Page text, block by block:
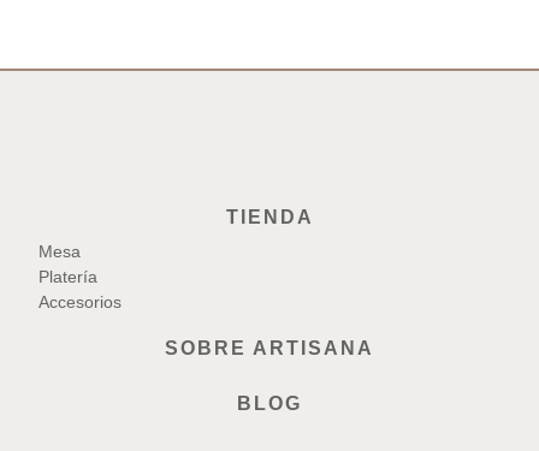
TIENDA
Mesa
Platería
Accesorios
SOBRE ARTISANA
BLOG